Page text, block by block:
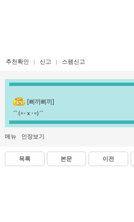
추천확인 신고 스팸신고
[삐끼삐끼]
⌒(=･ x ･=)⌒
메뉴 인장보기
목록 본문 이전